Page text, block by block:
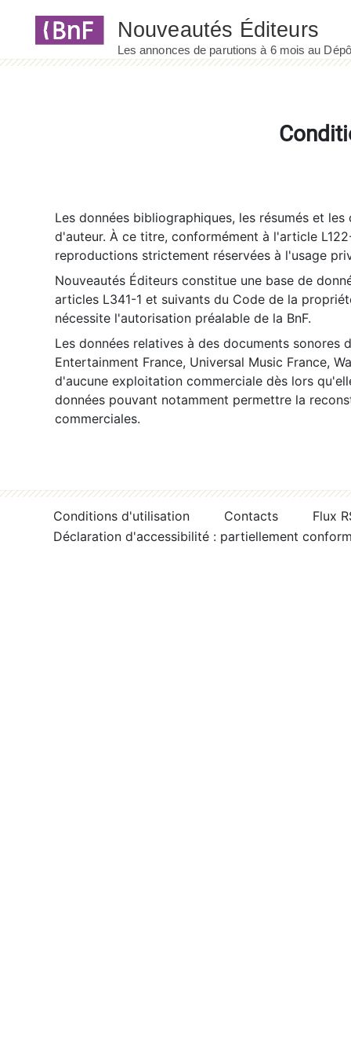
Les données bibliographiques, les résumés et
d'auteur. À ce titre, conformément à l'article
reproductions strictement réservées à l'usage
Nouveautés Éditeurs constitue une base de
articles L341-1 et suivants du Code de la
nécessite l'autorisation préalable de la BnF.
Les données relatives à des documents sonores
Entertainment France, Universal Music France,
d'aucune exploitation commerciale dès lors
données pouvant notamment permettre la
commerciales.
Conditions d'utilisation Contacts
Flux
Déclaration d'accessibilité : partiellement